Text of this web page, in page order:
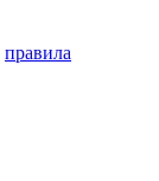
правила